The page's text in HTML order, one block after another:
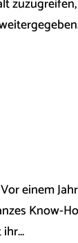
einem
Know-